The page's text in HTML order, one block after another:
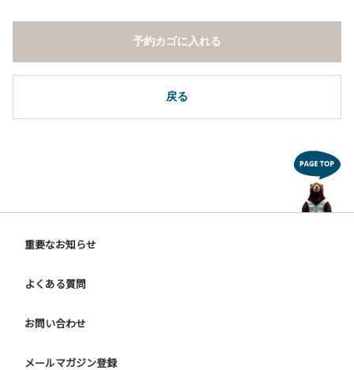
戻る
予約カゴに入れる
重要なお知らせ
よくある質問
お問い合わせ
メールマガジン登録